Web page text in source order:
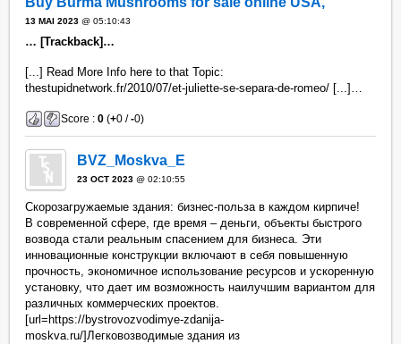
13 MAI 2023 @ 05:10:43
… [Trackback]…
[...] Read More Info here to that Topic:
thestupidnetwork.fr/2010/07/et-juliette-se-separa-de-romeo/ [...]…
Score :0 (+0 /-0)
BVZ_Moskva_E
23 OCT 2023 @ 02:10:55
Скорозагружаемые здания: бизнес-польза в каждом кирпиче!
В современной сфере, где время – деньги, объекты быстрого
возвода стали реальным спасением для бизнеса. Эти
инновационные конструкции включают в себя повышенную
прочность, экономичное использование ресурсов и ускоренную
установку, что дает им возможность наилучшим вариантом для
различных коммерческих проектов.
[url=https://bystrovozvodimye-zdanija-
moskva.ru/]Легковозводимые здания из